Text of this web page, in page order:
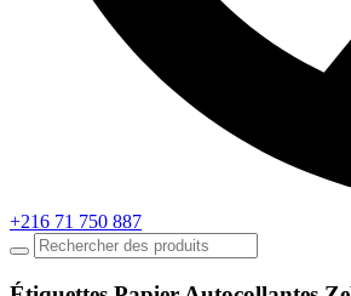
+216 71 750 887